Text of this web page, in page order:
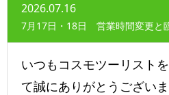
2026.07.16
7月17日・18日 営業時間変更と
いつもコスモツーリスト
て誠にありがとうござい